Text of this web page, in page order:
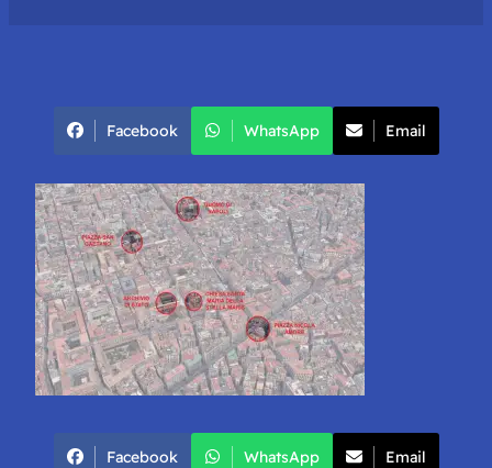
Facebook WhatsApp Email
Facebook WhatsApp Email